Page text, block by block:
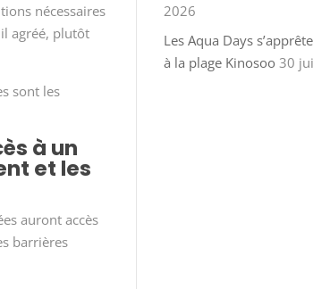
nécessaires
agréé, plutôt
sont les
à un
et les
auront accès
barrières
2026
Les Aqua Days
à la plage Kinosoo 30